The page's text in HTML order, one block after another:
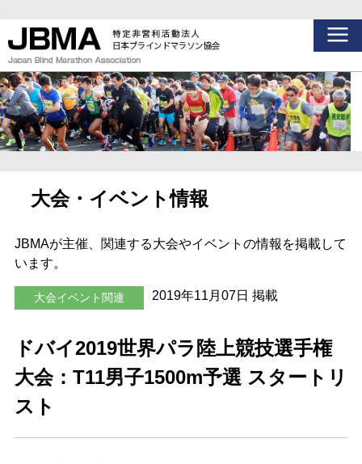
大会・イベント情報
JBMAが主催、関連する大会やイベントの情報を掲載して
います。
大会イベント関連 2019年11月07日 掲載
ドバイ2019世界パラ陸上競技選手権
大会：T11男子1500m予選 スタートリ
スト